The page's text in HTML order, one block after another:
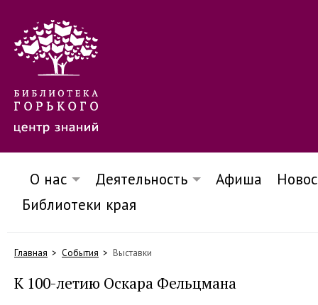
О нас Деятельность Афиша
Библиотеки края
Главная События Выставки
К 100-летию Оскара Фельцмана